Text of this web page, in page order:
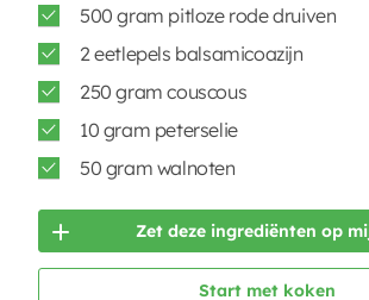
500 gram pitloze rode druiven
2 eetlepels balsamicoazijn
250 gram couscous
10 gram peterselie
50 gram walnoten
Zet deze ingrediënten op
Start met koken